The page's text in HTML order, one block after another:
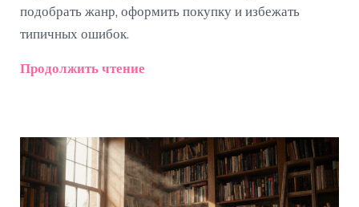
подобрать жанр, оформить покупку и избежать
типичных ошибок.
Продолжить чтение